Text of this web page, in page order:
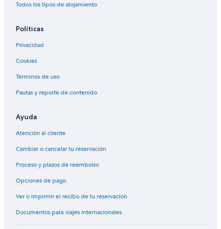
Todos los tipos de alojamiento
Políticas
Privacidad
Cookies
Términos de uso
Pautas y reporte de contenido
Ayuda
Atención al cliente
Cambiar o cancelar tu reservación
Proceso y plazos de reembolso
Opciones de pago
Ver o imprimir el recibo de tu reservación
Documentos para viajes internacionales